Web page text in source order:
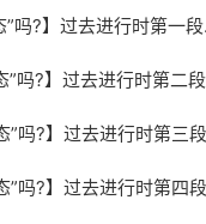
”吗?】过去进行时第一
”吗?】过去进行时第二
”吗?】过去进行时第三
”吗?】过去进行时第四